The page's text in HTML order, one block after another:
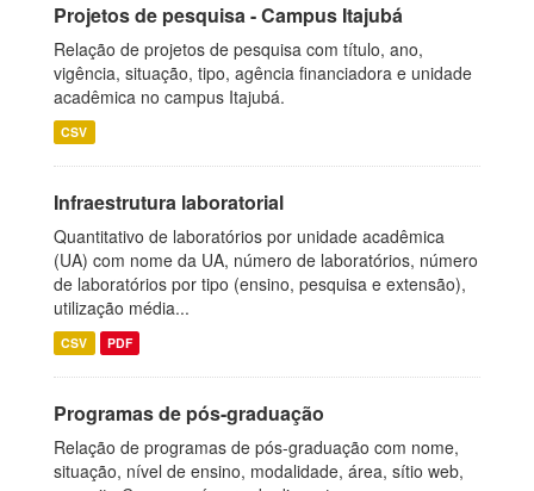
Projetos de pesquisa - Campus Itajubá
Relação de projetos de pesquisa com título, ano,
vigência, situação, tipo, agência financiadora e unidade
acadêmica no campus Itajubá.
CSV
Infraestrutura laboratorial
Quantitativo de laboratórios por unidade acadêmica
(UA) com nome da UA, número de laboratórios, número
de laboratórios por tipo (ensino, pesquisa e extensão),
utilização média...
CSV PDF
Programas de pós-graduação
Relação de programas de pós-graduação com nome,
situação, nível de ensino, modalidade, área, sítio web,